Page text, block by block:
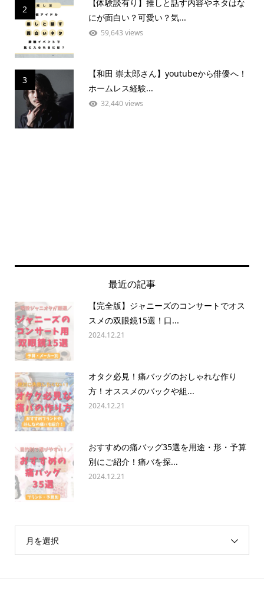
2
【体験談有り】推しと話す内容やネタはな
にが面白い？可愛い？気...
59,643 views
3
【和田 崇太郎さん】youtubeから俳優へ！
ホームレス経験...
32,440 views
最近の記事
【完全版】ジャニーズのコンサートでオス
スメの双眼鏡15選！口...
2024.12.21
オタク必見！痛バッグのおしゃれな作り
方！オススメのバックや組...
2024.12.21
おすすめの痛バッグ35選を用途・形・予算
別にご紹介！痛バを探...
2024.12.21
月を選択